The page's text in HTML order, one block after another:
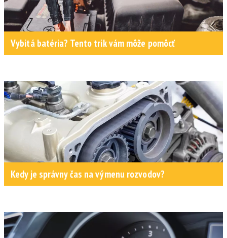
Vybitá batéria? Tento trik vám môže pomôcť
Kedy je správny čas na výmenu rozvodov?